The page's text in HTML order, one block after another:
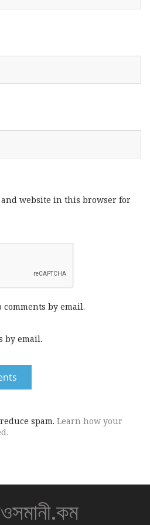
and website in this browser for
by email.
by email.
spam. Learn how your